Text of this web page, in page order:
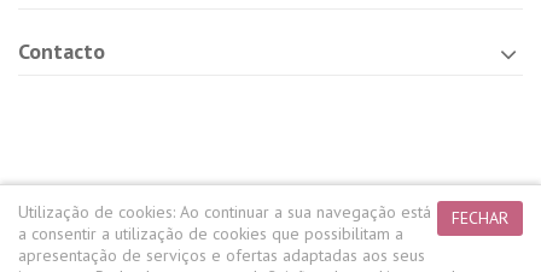
Contacto
FECHAR
Utilização de cookies: Ao continuar a sua navegação está
a consentir a utilização de cookies que possibilitam a
apresentação de serviços e ofertas adaptadas aos seus